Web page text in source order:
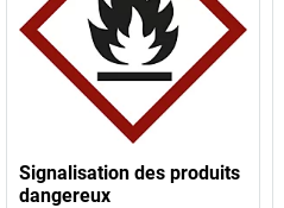
Signalisation des produits
dangereux